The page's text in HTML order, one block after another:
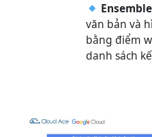
Ensemble
văn bản và
bằng điểm
danh sách